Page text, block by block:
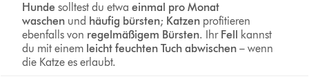
Hundesolltest du etwa einmal pro Monat
waschen und häufig bürsten; Katzen profitieren
ebenfalls von regelmäßigem Bürsten. Ihr Fell kannst
du mit einem leicht feuchten Tuch abwischen – wenn
die Katze es erlaubt.